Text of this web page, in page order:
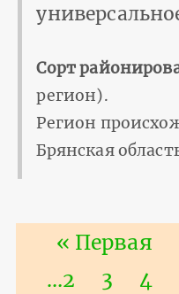
Сорт
регион).
Регион
Брянская
Нумерация
страниц
Первая
страница
« Первая
Страница
…2 3 4